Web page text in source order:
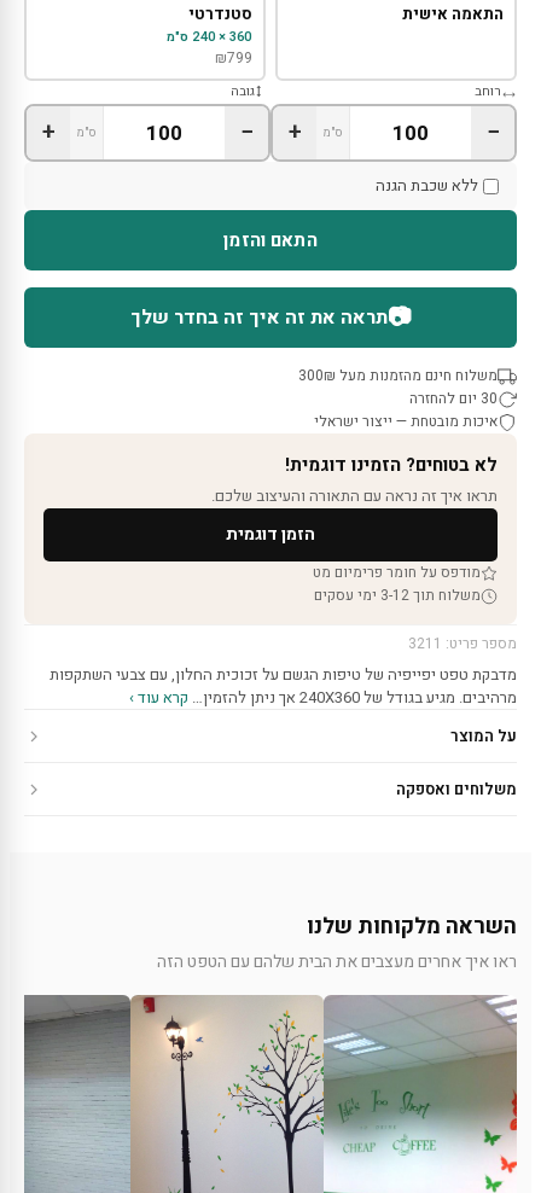
התאמה אישית סטנדרטי
360 × 240 ס"מ
₪799
רוחב
− ס"מ +
גובה
− ס"מ +
ללא שכבת הגנה
התאם והזמן
📷תראה את זה איך זה בחדר שלך
משלוח חינם מהזמנות מעל 300₪
30 יום להחזרה
איכות מובטחת — ייצור ישראלי
לא בטוחים? הזמינו דוגמית!
תראו איך זה נראה עם התאורה והעיצוב שלכם.
הזמן דוגמית
מודפס על חומר פרימיום מט
משלוח תוך 3-12 ימי עסקים
מספר פריט: 3211
מדבקת טפט יפייפיה של טיפות הגשם על זכוכית החלון, עם צבעי השתקפות
מרהיבים. מגיע בגודל של 240X360 אך ניתן להזמין…
קרא עוד ›
על המוצר
משלוחים ואספקה
השראה מלקוחות שלנו
ראו איך אחרים מעצבים את הבית שלהם עם הטפט הזה